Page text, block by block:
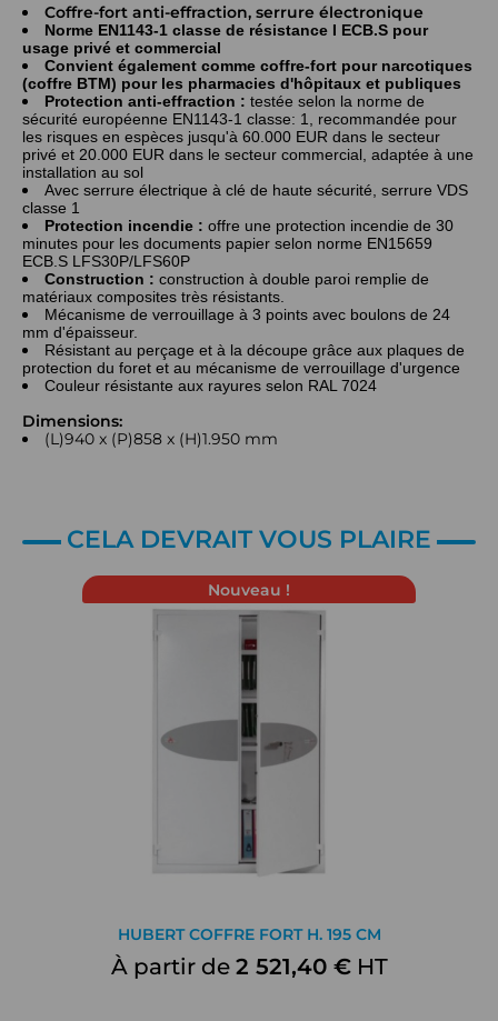
Coffre-fort anti-effraction, serrure électronique
Norme EN1143-1 classe de résistance I ECB.S pour
usage privé et commercial
Convient également comme coffre-fort pour narcotiques
(coffre BTM) pour les pharmacies d'hôpitaux et publiques
Protection anti-effraction : testée selon la norme de
sécurité européenne EN1143-1 classe: 1, recommandée pour
les risques en espèces jusqu'à 60.000 EUR dans le secteur
privé et 20.000 EUR dans le secteur commercial, adaptée à une
installation au sol
Avec serrure électrique à clé de haute sécurité, serrure VDS
classe 1
Protection incendie : offre une protection incendie de 30
minutes pour les documents papier selon norme EN15659
ECB.S LFS30P/LFS60P
Construction : construction à double paroi remplie de
matériaux composites très résistants.
Mécanisme de verrouillage à 3 points avec boulons de 24
mm d'épaisseur.
Résistant au perçage et à la découpe grâce aux plaques de
protection du foret et au mécanisme de verrouillage d'urgence
Couleur résistante aux rayures selon RAL 7024
Dimensions:
(L)940 x (P)858 x (H)1.950 mm
CELA DEVRAIT VOUS PLAIRE
Nouveau !
HUBERT COFFRE FORT H. 195 CM
À partir de 2 521,40 €HT